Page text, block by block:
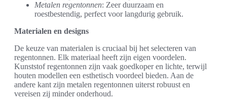
Metalen regentonnen: Zeer duurzaam en
roestbestendig, perfect voor langdurig gebruik.
Materialen en designs
De keuze van materialen is cruciaal bij het selecteren van
regentonnen. Elk materiaal heeft zijn eigen voordelen.
Kunststof regentonnen zijn vaak goedkoper en lichte, terwijl
houten modellen een esthetisch voordeel bieden. Aan de
andere kant zijn metalen regentonnen uiterst robuust en
vereisen zij minder onderhoud.